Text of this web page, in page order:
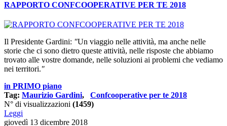
RAPPORTO CONFCOOPERATIVE PER TE 2018
Il Presidente Gardini: "Un viaggio nelle attività, ma anche nelle
storie che ci sono dietro queste attività, nelle risposte che abbiamo
trovato alle vostre domande, nelle soluzioni ai problemi che vediamo
nei territori."
in PRIMO piano
Tag: Maurizio Gardini, Confcooperative per te 2018
N° di visualizzazioni (1459)
Leggi
giovedì 13 dicembre 2018